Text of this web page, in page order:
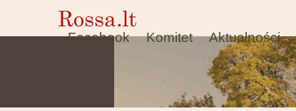
Facebook Komitet Aktualności